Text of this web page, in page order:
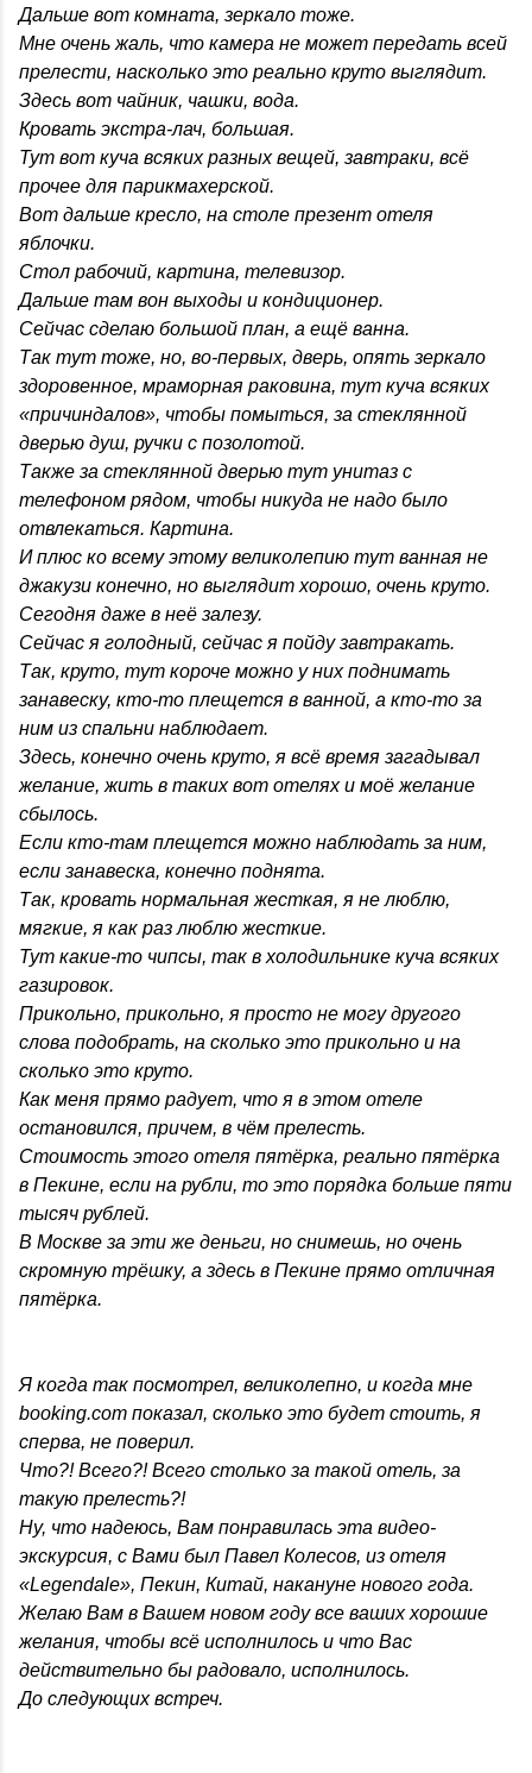
Дальше вот комната, зеркало тоже.
Мне очень жаль, что камера не может передать всей
прелести, насколько это реально круто выглядит.
Здесь вот чайник, чашки, вода.
Кровать экстра-лач, большая.
Тут вот куча всяких разных вещей, завтраки, всё
прочее для парикмахерской.
Вот дальше кресло, на столе презент отеля
яблочки.
Стол рабочий, картина, телевизор.
Дальше там вон выходы и кондиционер.
Сейчас сделаю большой план, а ещё ванна.
Так тут тоже, но, во-первых, дверь, опять зеркало
здоровенное, мраморная раковина, тут куча всяких
«причиндалов», чтобы помыться, за стеклянной
дверью душ, ручки с позолотой.
Также за стеклянной дверью тут унитаз с
телефоном рядом, чтобы никуда не надо было
отвлекаться. Картина.
И плюс ко всему этому великолепию тут ванная не
джакузи конечно, но выглядит хорошо, очень круто.
Сегодня даже в неё залезу.
Сейчас я голодный, сейчас я пойду завтракать.
Так, круто, тут короче можно у них поднимать
занавеску, кто-то плещется в ванной, а кто-то за
ним из спальни наблюдает.
Здесь, конечно очень круто, я всё время загадывал
желание, жить в таких вот отелях и моё желание
сбылось.
Если кто-там плещется можно наблюдать за ним,
если занавеска, конечно поднята.
Так, кровать нормальная жесткая, я не люблю,
мягкие, я как раз люблю жесткие.
Тут какие-то чипсы, так в холодильнике куча всяких
газировок.
Прикольно, прикольно, я просто не могу другого
слова подобрать, на сколько это прикольно и на
сколько это круто.
Как меня прямо радует, что я в этом отеле
остановился, причем, в чём прелесть.
Стоимость этого отеля пятёрка, реально пятёрка
в Пекине, если на рубли, то это порядка больше пяти
тысяч рублей.
В Москве за эти же деньги, но снимешь, но очень
скромную трёшку, а здесь в Пекине прямо отличная
пятёрка.
Я когда так посмотрел, великолепно, и когда мне
booking.com показал, сколько это будет стоить, я
сперва, не поверил.
Что?! Всего?! Всего столько за такой отель, за
такую прелесть?!
Ну, что надеюсь, Вам понравилась эта видео-
экскурсия, с Вами был Павел Колесов, из отеля
«Legendale», Пекин, Китай, накануне нового года.
Желаю Вам в Вашем новом году все ваших хорошие
желания, чтобы всё исполнилось и что Вас
действительно бы радовало, исполнилось.
До следующих встреч.